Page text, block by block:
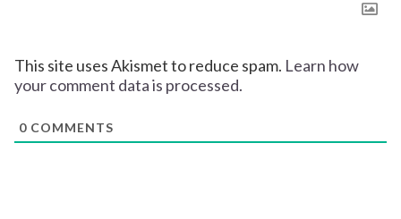
This site uses Akismet to reduce spam. Learn how
your comment data is processed.
0 COMMENTS